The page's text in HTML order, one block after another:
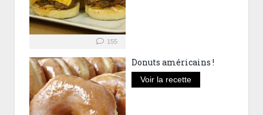
155
Donuts américains !
Voir la recette